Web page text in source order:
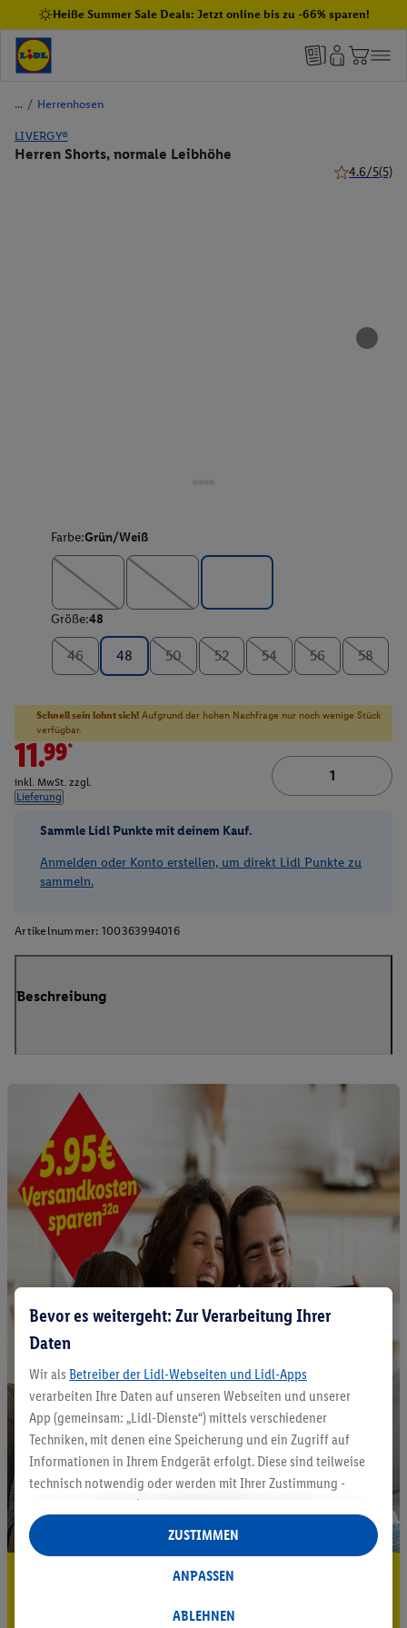
Heiße Summer Sale Deals: Jetzt online bis zu -66% sparen!
/ Herrenhosen
LIVERGY®
Herren Shorts, normale Leibhöhe
4.6/5(5)
Farbe:Grün/Weiß
Größe:48
46 48 50 52 54 56 58
Schnell sein lohnt sich! Aufgrund der hohen Nachfrage nur noch wenige Stück
verfügbar.
11.99*
inkl. MwSt. zzgl.
Lieferung
Sammle Lidl Punkte mit deinem Kauf.
Anmelden oder Konto erstellen, um direkt Lidl Punkte zu
sammeln.
Artikelnummer: 100363994016
Beschreibung
5.95 € Versand sparen³²ᵃ
Jetzt zum Newsletter anmelden
Bevor es weitergeht: Zur Verarbeitung Ihrer
Daten
Wir als Betreiber der Lidl-Webseiten und Lidl-Apps
verarbeiten Ihre Daten auf unseren Webseiten und unserer
App (gemeinsam: „Lidl-Dienste“) mittels verschiedener
Techniken, mit denen eine Speicherung und ein Zugriff auf
Informationen in Ihrem Endgerät erfolgt. Diese sind teilweise
technisch notwendig oder werden mit Ihrer Zustimmung -
auch durch Partner (u.a.
Verantwortliche; im Zusammenhang mit dem IAB TCF
insgesamt
Statistik-Erstellung oder für personalisierte Werbung
Datenverarbeitungen für personalisierte Werbung werden
ABLEHNEN
ANPASSEN
ZUSTIMMEN